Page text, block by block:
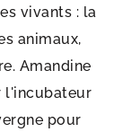
vivants : la
animaux,
Amandine
l'incubateur
pour